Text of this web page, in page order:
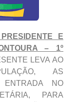
E
– 1º
LEVA AO
AS
ENTRADA NO
PARA